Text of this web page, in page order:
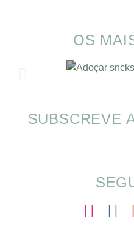
OS
SOMP (SOP): 5 Ideias
SUBSCREVE